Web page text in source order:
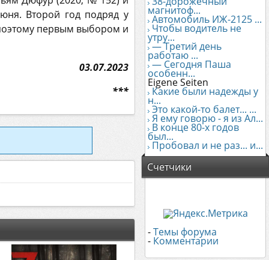
магнитоф...
Автомобиль ИЖ-2125 ...
Чтобы водитель не
утру...
— Третий день
работаю ...
— Сегодня Паша
особенн...
Eigene Seiten
Какие были надежды у
н...
Это какой-то балет... ...
Я ему говорю - я из Ал...
В конце 80-х годов
был...
Пробовал и не раз... и...
Счетчики
-Темы форума
- Комментарии
Второй год подряд у
первым выбором и
03.07.2023
***